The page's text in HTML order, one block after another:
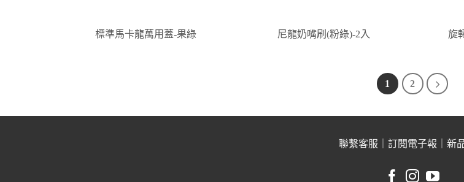
標準馬卡龍萬用蓋-果綠 尼龍奶嘴刷(粉綠)-2入 旋
1 2
聯繫客服 訂閱電子報 新